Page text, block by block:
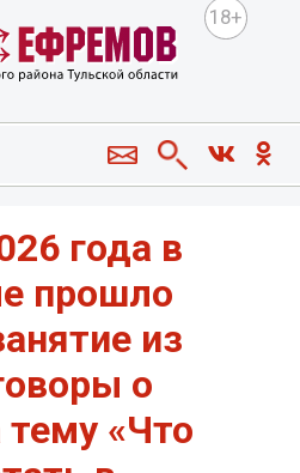
18+
года в
прошло
из
о
«Что